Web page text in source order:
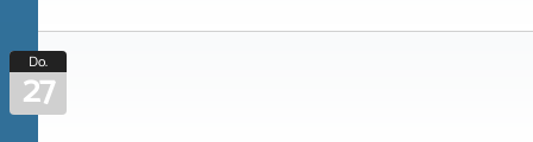
Do.
27